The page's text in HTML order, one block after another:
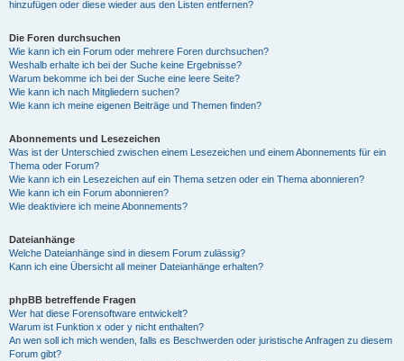
hinzufügen oder diese wieder aus den Listen entfernen?
Die Foren durchsuchen
Wie kann ich ein Forum oder mehrere Foren durchsuchen?
Weshalb erhalte ich bei der Suche keine Ergebnisse?
Warum bekomme ich bei der Suche eine leere Seite?
Wie kann ich nach Mitgliedern suchen?
Wie kann ich meine eigenen Beiträge und Themen finden?
Abonnements und Lesezeichen
Was ist der Unterschied zwischen einem Lesezeichen und einem Abonnements für ein
Thema oder Forum?
Wie kann ich ein Lesezeichen auf ein Thema setzen oder ein Thema abonnieren?
Wie kann ich ein Forum abonnieren?
Wie deaktiviere ich meine Abonnements?
Dateianhänge
Welche Dateianhänge sind in diesem Forum zulässig?
Kann ich eine Übersicht all meiner Dateianhänge erhalten?
phpBB betreffende Fragen
Wer hat diese Forensoftware entwickelt?
Warum ist Funktion x oder y nicht enthalten?
An wen soll ich mich wenden, falls es Beschwerden oder juristische Anfragen zu diesem
Forum gibt?